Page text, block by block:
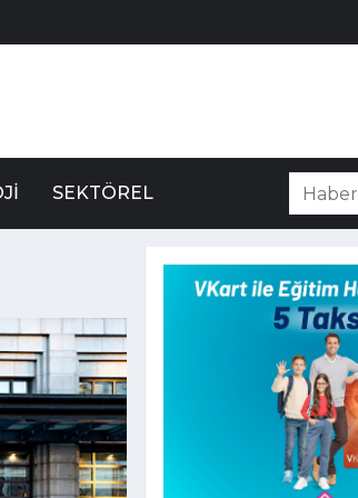
SEKTÖREL